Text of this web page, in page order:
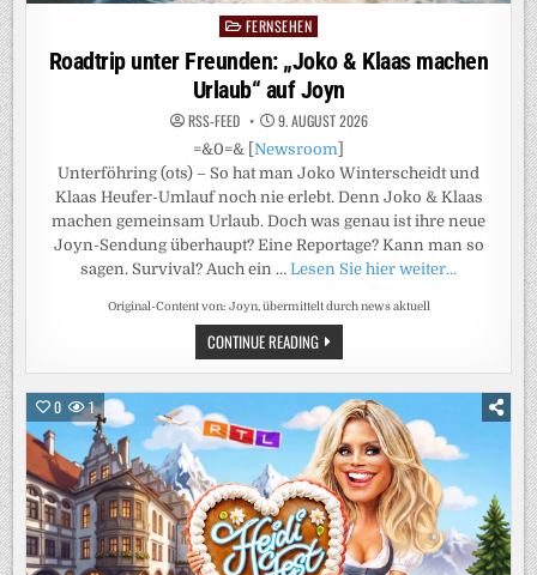
PostedFERNSEHEN
Roadtrip unter Freunden: „Joko & Klaas machen
Urlaub“ auf Joyn
RSS-FEED 9. AUGUST 2026
=&0=& [ Newsroom
Unterföhring (ots) – So hat man Joko Winterscheidt und
Klaas Heufer-Umlauf noch nie erlebt. Denn Joko & Klaas
machen gemeinsam Urlaub. Doch was genau ist ihre neue
Joyn-Sendung überhaupt? Eine Reportage? Kann man so
sagen. Survival? Auch ein … Lesen Sie hier weiter…
Original-Content von: Joyn, übermittelt durch news aktuell
CONTINUE READINGROADTRIP
UNTER
FREUNDEN:
&
KLAAS
MACHEN
URLAUB“
AUF
JOYN
0 1